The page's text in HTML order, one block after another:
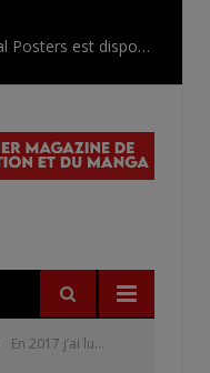
L’AnimeLand Hors-Série – Spécial Posters est disponible !
En 2017 j’ai lu…